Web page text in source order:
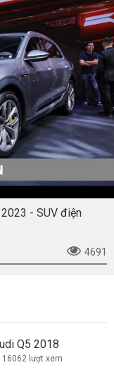
- SUV điện
4691
Q5 2018
16062 lượt xem